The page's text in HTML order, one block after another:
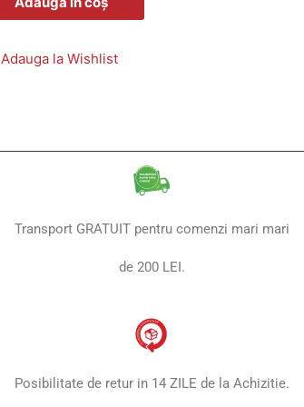
Adauga la Wishlist
Transport GRATUIT pentru comenzi mari mari
de 200 LEI.
Posibilitate de retur in 14 ZILE de la Achizitie.